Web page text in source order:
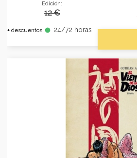
Edición:
12 €
+ descuentos fiber_manual_record 24/72 horas